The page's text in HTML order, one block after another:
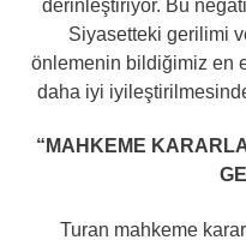
derinleştiriyor. Bu
Siyasetteki gerilimi
önlemenin bildiğimiz en
daha iyi
“MAHKEME
Turan mahkeme